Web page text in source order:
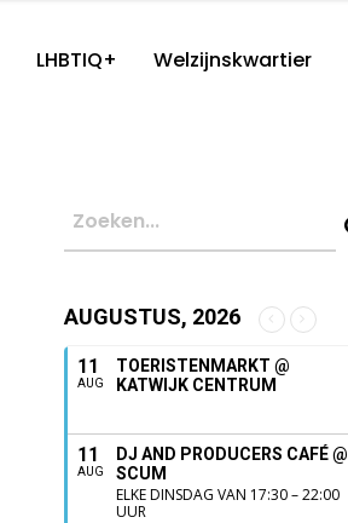
LHBTIQ+ Welzijnskwartier
AUGUSTUS, 2026
11
AUG
TOERISTENMARKT @
KATWIJK CENTRUM
11
AUG
DJ AND PRODUCERS CAFÉ @
SCUM
ELKE DINSDAG VAN 17:30 – 22:00
UUR